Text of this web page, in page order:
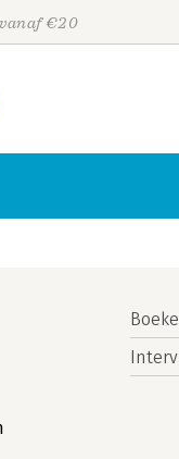
€20
Personen